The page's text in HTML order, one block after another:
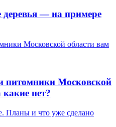
— на примере
Московской области вам
питомники Московской
нет?
Планы и что уже сделано